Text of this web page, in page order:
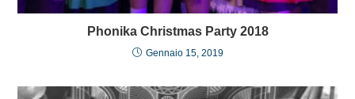
Phonika Christmas Party 2018
Gennaio 15, 2019